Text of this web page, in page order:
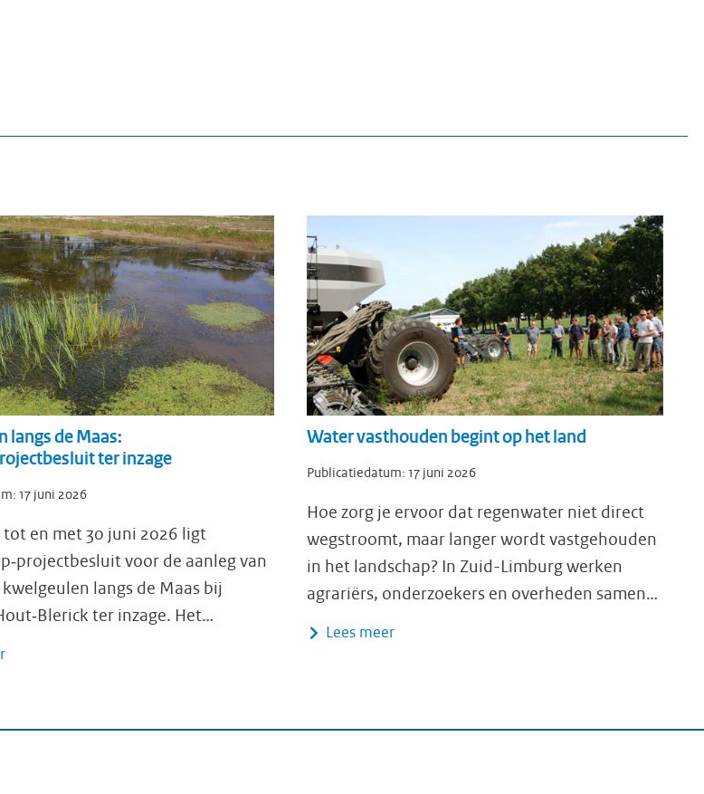
langs de Maas:
ter inzage
17 juni 2026
tot en met 30 juni 2026 ligt
voor de aanleg van
langs de Maas bij
ter inzage. Het…
Water vasthouden begint op het land
Publicatiedatum: 17 juni 2026
Hoe zorg je ervoor dat regenwater niet direct
wegstroomt, maar langer wordt vastgehouden
in het landschap? In Zuid-Limburg werken
agrariërs, onderzoekers en overheden samen…
Lees meer